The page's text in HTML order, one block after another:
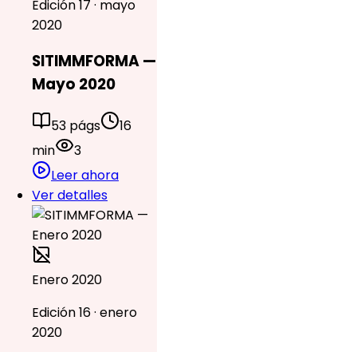
Edición 17 · mayo
2020
SITIMMFORMA —
Mayo 2020
53 págs
16
min
3
Leer ahora
Ver detalles
Enero 2020
Edición 16 · enero
2020